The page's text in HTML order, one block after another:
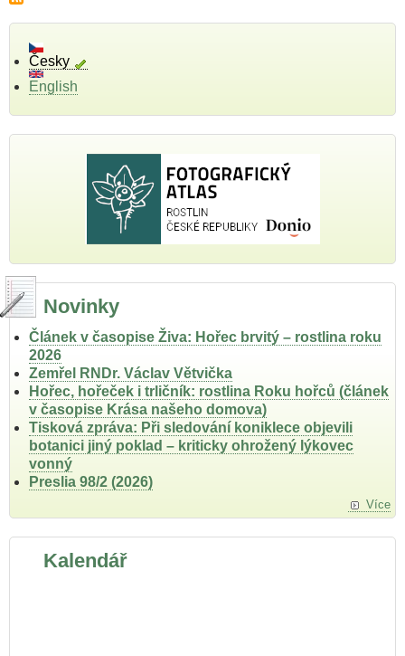
Česky
English
Novinky
Článek v časopise Živa: Hořec brvitý – rostlina roku
2026
Zemřel RNDr. Václav Větvička
Hořec, hořeček i trličník: rostlina Roku hořců (článek
v časopise Krása našeho domova)
Tisková zpráva: Při sledování koniklece objevili
botanici jiný poklad – kriticky ohrožený lýkovec
vonný
Preslia 98/2 (2026)
Více
Kalendář